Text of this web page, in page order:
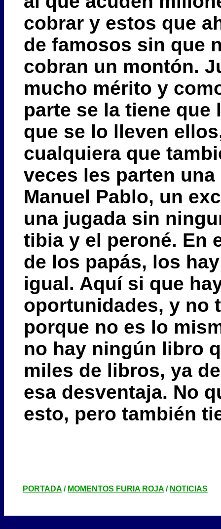
cobrar y estos que
de famosos sin que
cobran un montón.
mucho mérito y
parte se la tiene
que se lo lleven
cualquiera que
veces les parten
Manuel Pablo, un
una jugada sin
tibia y el peroné. En
de los papás, los
igual. Aquí si que
oportunidades, y no
porque no es lo
no hay ningún libro
miles de libros, ya
esa desventaja. No
esto, pero también
PORTADA / MOMENTOS FURIA ROJA / NOTICIAS